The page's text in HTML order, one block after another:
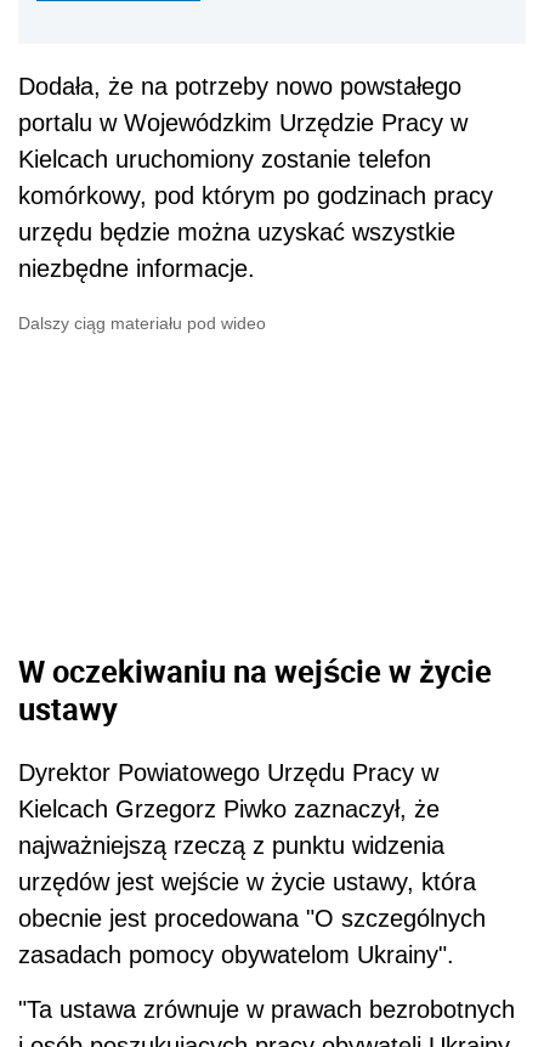
Dodała, że na potrzeby nowo powstałego
portalu w Wojewódzkim Urzędzie Pracy w
Kielcach uruchomiony zostanie telefon
komórkowy, pod którym po godzinach pracy
urzędu będzie można uzyskać wszystkie
niezbędne informacje.
Dalszy ciąg materiału pod wideo
W oczekiwaniu na wejście w życie
ustawy
Dyrektor Powiatowego Urzędu Pracy w
Kielcach Grzegorz Piwko zaznaczył, że
najważniejszą rzeczą z punktu widzenia
urzędów jest wejście w życie ustawy, która
obecnie jest procedowana "O szczególnych
zasadach pomocy obywatelom Ukrainy".
"Ta ustawa zrównuje w prawach bezrobotnych